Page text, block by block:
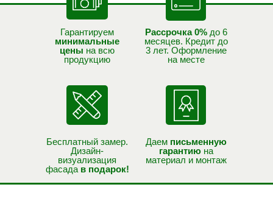
Гарантируем
минимальные
цены на всю
продукцию
Рассрочка 0%до 6
месяцев. Кредит до
3 лет. Оформление
на месте
Бесплатный замер.
Дизайн-
визуализация
фасада в подарок!
Даем письменную
гарантию на
материал и монтаж